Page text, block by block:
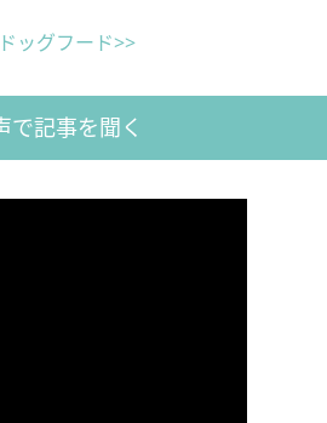
ッグフード>>
で記事を聞く